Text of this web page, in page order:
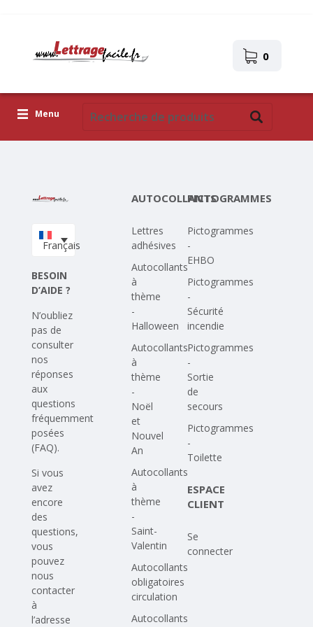
0
Menu
Téléchargez votre propre conception
Français
BESOIN
D’AIDE ?
N’oubliez
pas de
consulter
nos
réponses
aux
questions
fréquemment
posées
(FAQ).
Si vous
avez
encore
des
questions,
vous
pouvez
nous
contacter
à
l’adresse
AUTOCOLLANTS
Lettres
adhésives
Autocollants
à
thème
-
Halloween
Autocollants
à
thème
-
Noël
et
Nouvel
An
Autocollants
à
thème
-
Saint-
Valentin
Autocollants
obligatoires
circulation
Autocollants
PICTOGRAMMES
Pictogrammes
-
EHBO
Pictogrammes
-
Sécurité
incendie
Pictogrammes
-
Sortie
de
secours
Pictogrammes
-
Toilette
ESPACE
CLIENT
Se
connecter